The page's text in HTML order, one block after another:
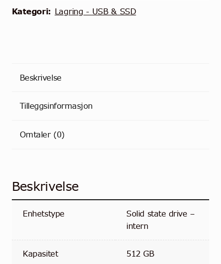
Kategori: Lagring - USB & SSD
Beskrivelse
Tilleggsinformasjon
Omtaler (0)
Beskrivelse
Enhetstype
Solid state drive –
intern
Kapasitet 512 GB